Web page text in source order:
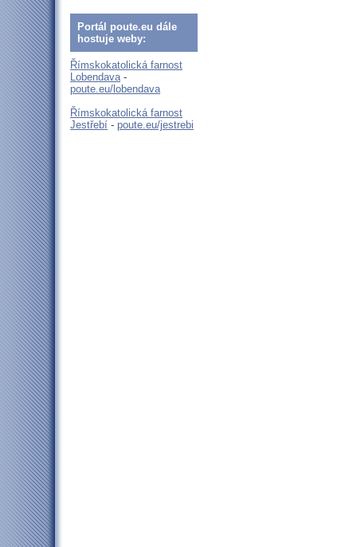
Portál poute.eu dále
hostuje weby:
Římskokatolická farnost
Lobendava-
poute.eu/lobendava
Římskokatolická farnost
Jestřebí - poute.eu/jestrebi